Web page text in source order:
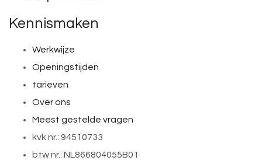
Kennismaken
Werkwijze
Openingstijden
tarieven
Over ons
Meest gestelde vragen
kvk nr.: 94510733
btw nr.: NL866804055B01